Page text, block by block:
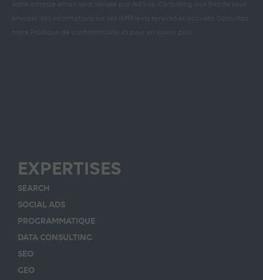
Votre adresse email sera utilisée par Ad’s up Consulting aux fins de vous
envoyer des informations sur ses différents services et activités.
Consultez
notre Politique de confidentialité ici pour en savoir plus
EXPERTISES
SEARCH
SOCIAL ADS
PROGRAMMATIQUE
DATA CONSULTING
SEO
GEO